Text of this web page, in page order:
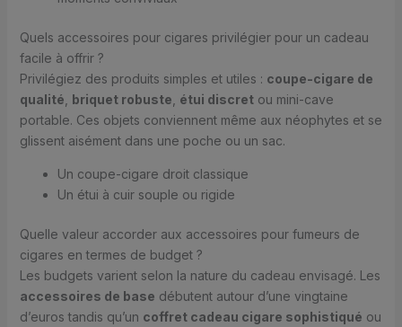
Quels accessoires pour cigares privilégier pour un cadeau
facile à offrir ?
Privilégiez des produits simples et utiles : coupe-cigare de
qualité, briquet robuste, étui discretou mini-cave
portable. Ces objets conviennent même aux néophytes et se
glissent aisément dans une poche ou un sac.
Un coupe-cigare droit classique
Un étui à cuir souple ou rigide
Quelle valeur accorder aux accessoires pour fumeurs de
cigares en termes de budget ?
Les budgets varient selon la nature du cadeau envisagé. Les
accessoires de base débutent autour d’une vingtaine
d’euros tandis qu’un coffret cadeau cigare sophistiqué ou